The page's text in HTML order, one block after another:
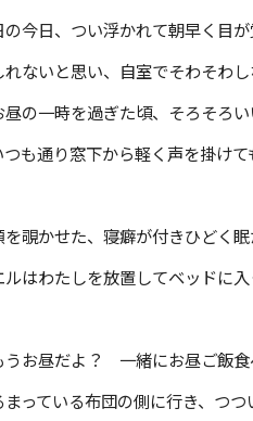
の今日、つい浮かれて朝早く目
ないと思い、自室でそわそわ
昼の一時を過ぎた頃、そろそろ
つも通り窓下から軽く声を掛け
を覗かせた、寝癖が付きひどく
はわたしを放置してベッドに入
うお昼だよ？ 一緒にお昼ご飯食
っている布団の側に行き、つつ